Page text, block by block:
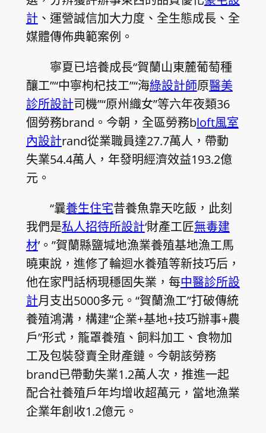
計 、運營誠信加大力度、全生態成長、全
媒體傳佈典範案例。
寧夏已培養成長“賀蘭山東麓葡萄種
釀工”“中寧枸杞技工”“海綠設計師原醫美
診所設計司機”“原州織女”等六年夜類36
個勞務brand。今朝，全區勞務bloft風室
內設計rand從業職員達27.7萬人，帶動
失業54.4萬人，年發明經濟效益193.2億
元。
“曩養生住宅昔養魚靠天吃飯，此刻
我們是私人招待所設計‘財產工匠無毒建
材’。”賀蘭縣鹽堿地漁業養殖基地漁工馬
曉東說，進修了輪迴水養殖等新技巧后，
他在家門話柄現穩固失業，每中醫診所設
計月支出5000多元。“賀蘭漁工”打破傳統
養殖鴻溝，構建“企業+基地+技巧辦事+農
戶”形式，籠罩養殖、飼料加工、食物加
工及包裝發賣全財產鏈。今朝該勞務
brand已帶動失業1.2萬人次，推進一起
配合社養殖戶年均增收超萬元，當地漁業
企業年創收1.2億元。